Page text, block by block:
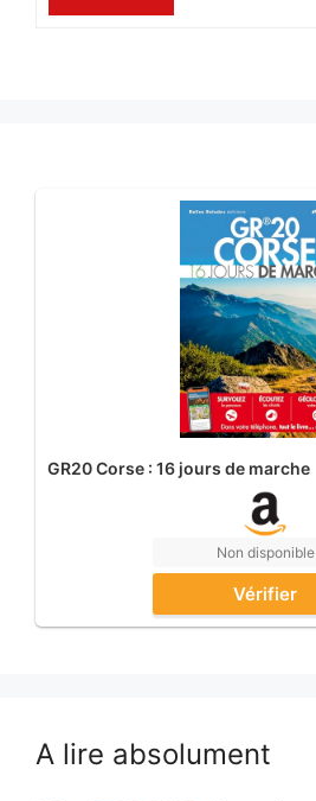
GR20 Corse : 16 jours de marche
Non disponible
Vérifier
A lire absolument